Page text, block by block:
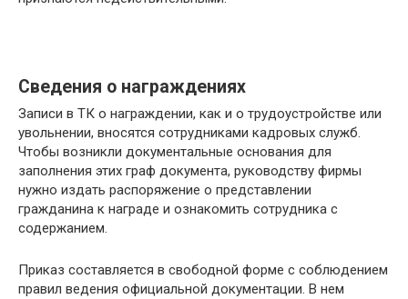
Сведения о награждениях
Записи в ТК о награждении, как и о трудоустройстве или
увольнении, вносятся сотрудниками кадровых служб.
Чтобы возникли документальные основания для
заполнения этих граф документа, руководству фирмы
нужно издать распоряжение о представлении
гражданина к награде и ознакомить сотрудника с
содержанием.
Приказ составляется в свободной форме с соблюдением
правил ведения официальной документации. В нем